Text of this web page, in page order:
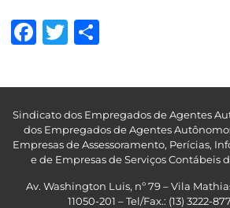
Facebook
Twitter
Sindicato dos Empregados de Agentes
dos Empregados de Agentes
Empresas de Assessoramento, Perícias,
e de Empresas de Serviços Contábeis
Av. Washington Luis, nº 79 – Vila
11050-201 – Tel/Fax.: (13) 3222-